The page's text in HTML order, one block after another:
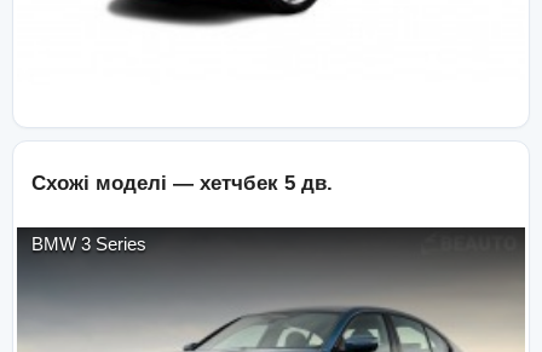
Схожі моделі — хетчбек 5 дв.
BMW 3 Series